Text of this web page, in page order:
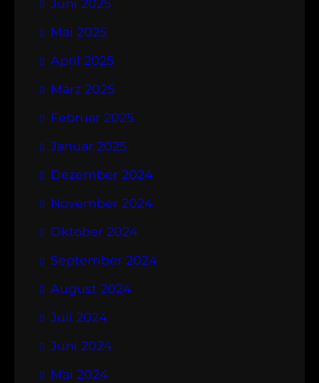
Juni 2025
Mai 2025
April 2025
März 2025
Februar 2025
Januar 2025
Dezember 2024
November 2024
Oktober 2024
September 2024
August 2024
Juli 2024
Juni 2024
Mai 2024